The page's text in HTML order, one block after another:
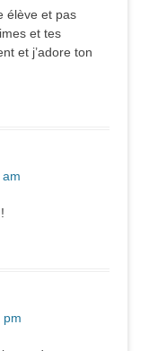
élève et pas
et tes
et j’adore ton
pm